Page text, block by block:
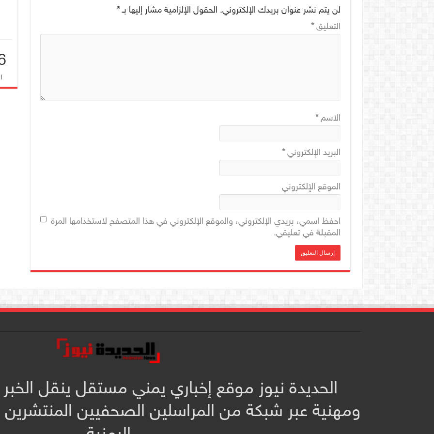
لن يتم نشر عنوان بريدك الإلكتروني. الحقول الإلزامية مشار إليها بـ*
التعليق*
الاسم*
البريد الإلكتروني*
الموقع الإلكتروني
احفظ اسمي، بريدي الإلكتروني، والموقع الإلكتروني في هذا المتصفح لاستخدامها المرة
المقبلة في تعليقي.
الحديدة نيوز موقع إخباري يمني مستقل ينقل
ومهنية عبر شبكة من المراسلين الصحفيين